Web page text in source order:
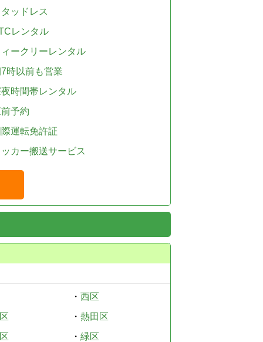
ッドレス
レンタル
ークリーレンタル
時以前も営業
時間帯レンタル
予約
運転免許証
カー搬送サービス
・ 西区
・ 熱田区
・ 緑区